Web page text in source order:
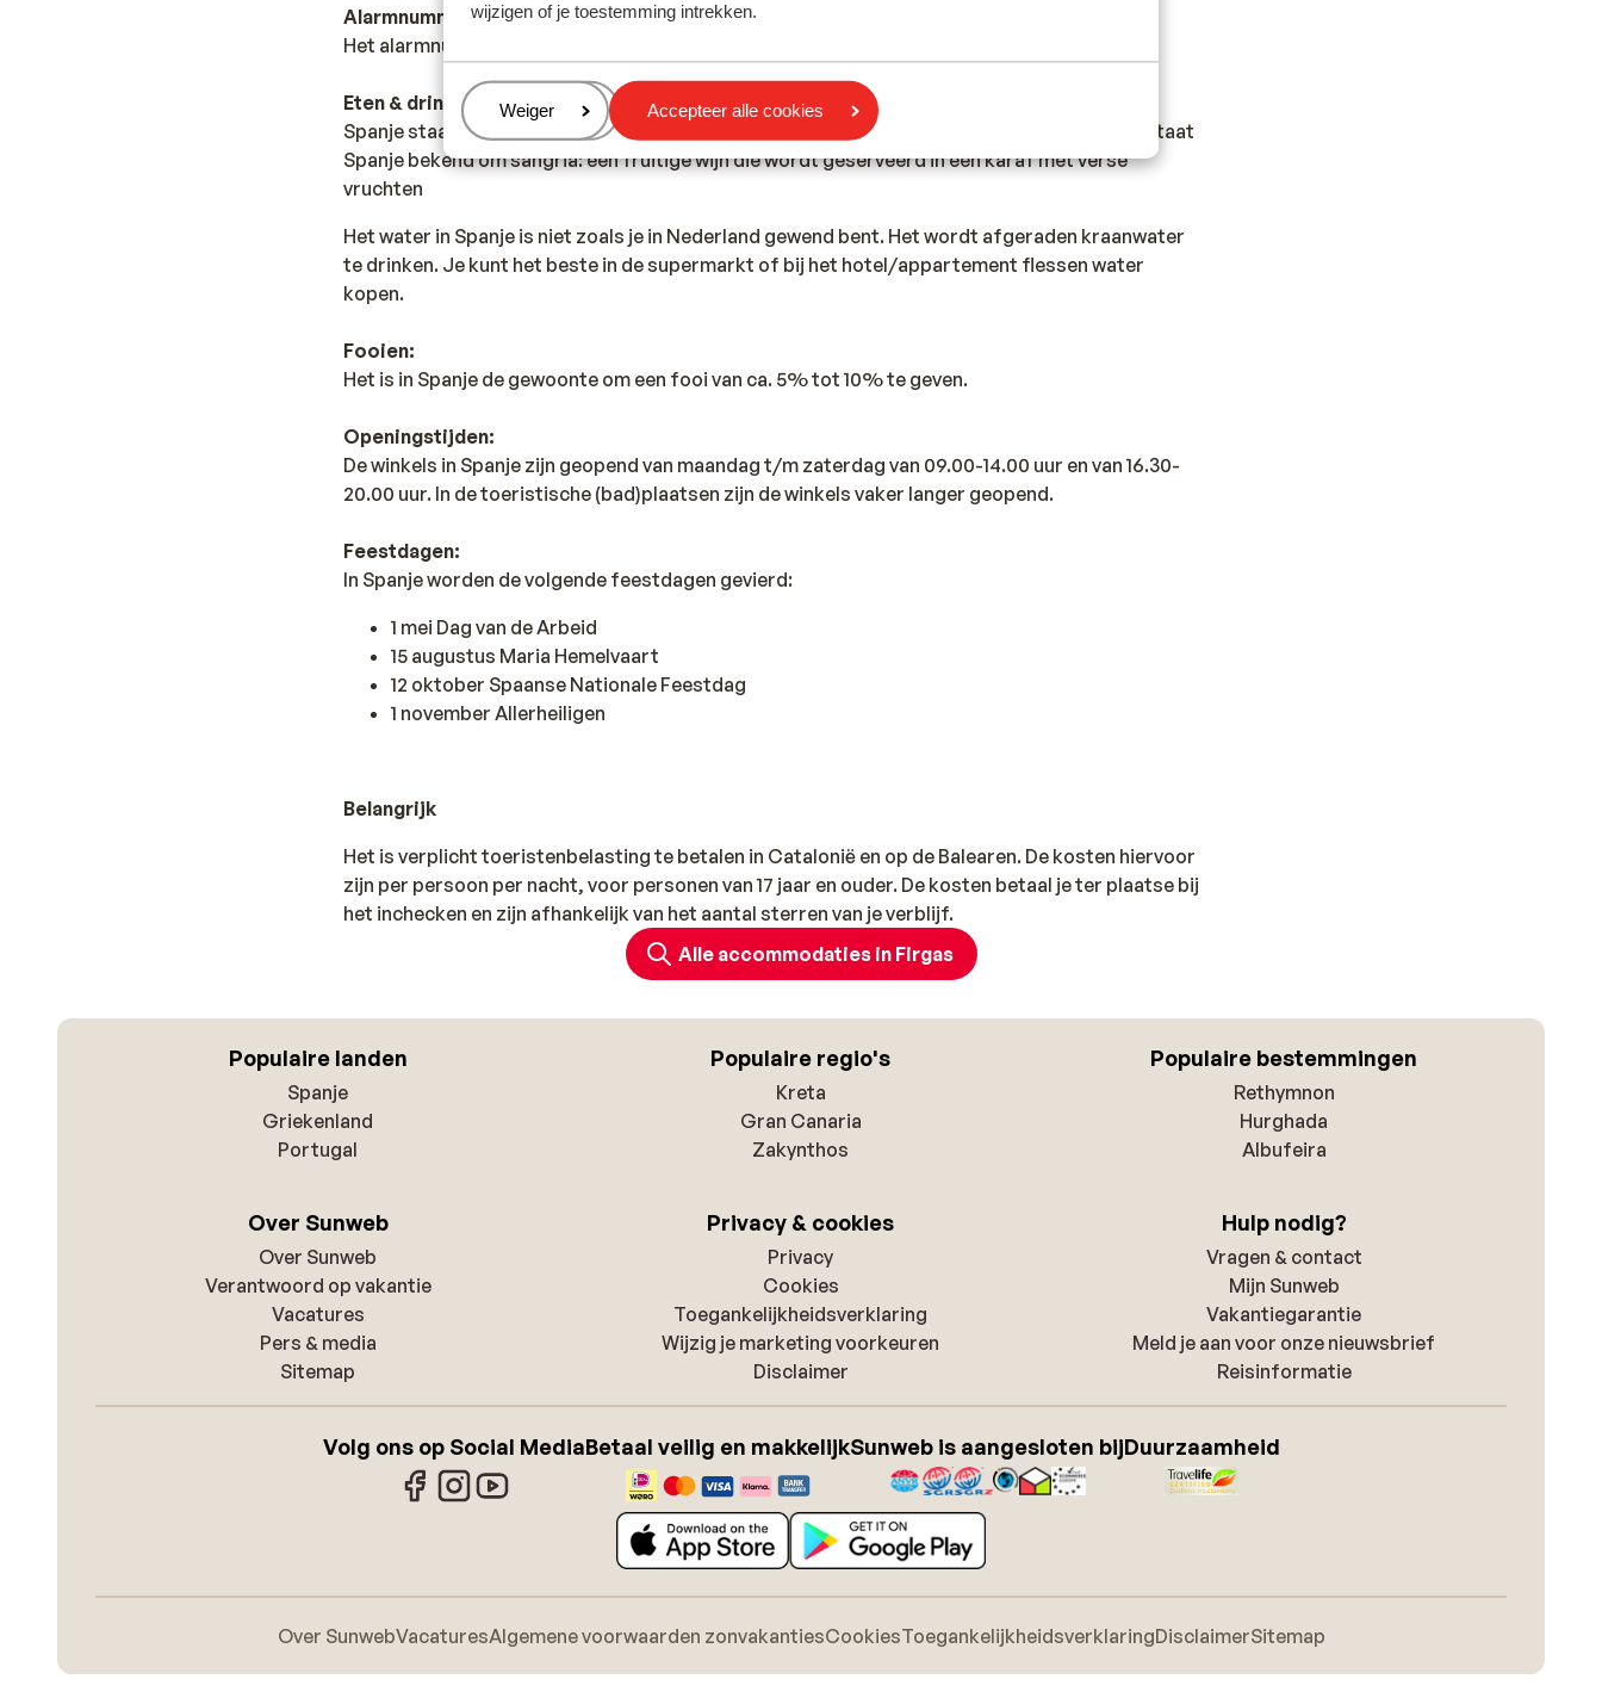
wijzigen of je toestemming intrekken.
Beheren
Weiger Accepteer alle cookies
Alarmnummer:
Het alarmnummer in Spanje voor de politie, ambulance en brandweer is 112.
Eten & drinken:
Spanje staat bekend om tapas (kleine hapjes) en paella (rijst met schaaldieren). Daarnaast staat
Spanje bekend om sangria: een fruitige wijn die wordt geserveerd in een karaf met verse
vruchten
Het water in Spanje is niet zoals je in Nederland gewend bent. Het wordt afgeraden kraanwater
te drinken. Je kunt het beste in de supermarkt of bij het hotel/appartement flessen water
kopen.
Fooien:
Het is in Spanje de gewoonte om een fooi van ca. 5% tot 10% te geven.
Openingstijden:
De winkels in Spanje zijn geopend van maandag t/m zaterdag van 09.00-14.00 uur en van 16.30-
20.00 uur. In de toeristische (bad)plaatsen zijn de winkels vaker langer geopend.
Feestdagen:
In Spanje worden de volgende feestdagen gevierd:
1 mei Dag van de Arbeid
15 augustus Maria Hemelvaart
12 oktober Spaanse Nationale Feestdag
1 november Allerheiligen
Belangrijk
Het is verplicht toeristenbelasting te betalen in Catalonië en op de Balearen. De kosten hiervoor
zijn per persoon per nacht, voor personen van 17 jaar en ouder. De kosten betaal je ter plaatse bij
het inchecken en zijn afhankelijk van het aantal sterren van je verblijf.
Alle accommodaties in Firgas
Populaire landen
Spanje
Griekenland
Portugal
Populaire regio's
Kreta
Gran Canaria
Zakynthos
Populaire bestemmingen
Rethymnon
Hurghada
Albufeira
Over Sunweb
Over Sunweb
Verantwoord op vakantie
Vacatures
Pers & media
Sitemap
Privacy & cookies
Privacy
Cookies
Toegankelijkheidsverklaring
Wijzig je marketing voorkeuren
Disclaimer
Hulp nodig?
Vragen & contact
Mijn Sunweb
Vakantiegarantie
Meld je aan voor onze nieuwsbrief
Reisinformatie
Volg ons op Social MediaBetaal veilig en makkelijkSunweb is aangesloten bijDuurzaamheid
Over SunwebVacaturesAlgemene voorwaarden zonvakantiesCookiesToegankelijkheidsverklaringDisclaimerSitemap